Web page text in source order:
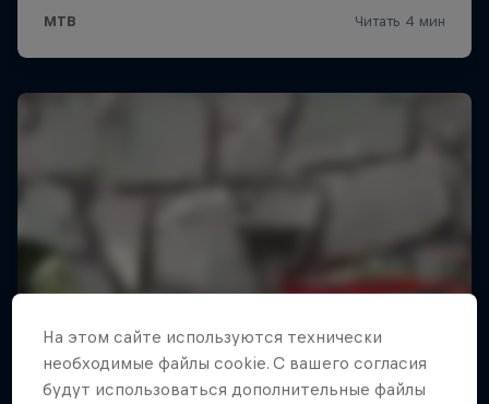
На этом сайте иcпользуются технически
необходимые файлы cookie. С вашего согласия
будут использоваться дополнительные файлы